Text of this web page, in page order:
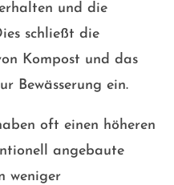
und die
schließt die
Kompost und das
Bewässerung ein.
oft einen höheren
angebaute
weniger